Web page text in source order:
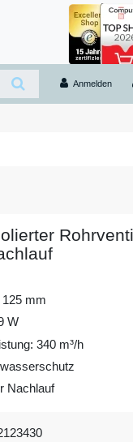
Anmelden
mm
W
340 m³/h
Nachlauf